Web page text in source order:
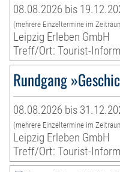
08.08.2026 bis
(mehrere Einzeltermine im
Leipzig Erleben GmbH
Treff/Ort: Tourist-
Rundgang
08.08.2026 bis
(mehrere Einzeltermine im
Leipzig Erleben GmbH
Treff/Ort: Tourist-